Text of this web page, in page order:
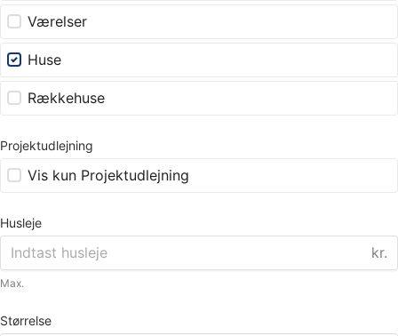
Værelser
Huse
Rækkehuse
Projektudlejning
Vis kun Projektudlejning
Husleje
kr.
Max.
Størrelse